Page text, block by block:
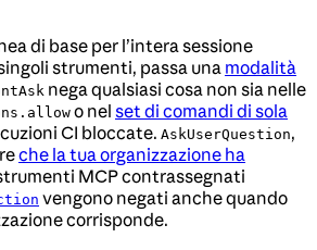
di base per l’intera sessione
strumenti, passa una modalità
nega qualsiasi cosa non sia nelle
o nel set di comandi di sola
CI bloccate. AskUserQuestion,
che la tua organizzazione ha
MCP contrassegnati
vengono negati anche quando
corrisponde.